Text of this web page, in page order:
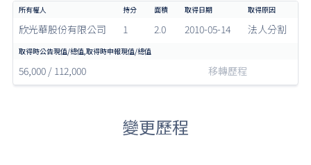
欣光華股份有限公司 1 2.0 2010-05-14 法人分割
56,000 / 112,000 移轉歷程
變更歷程